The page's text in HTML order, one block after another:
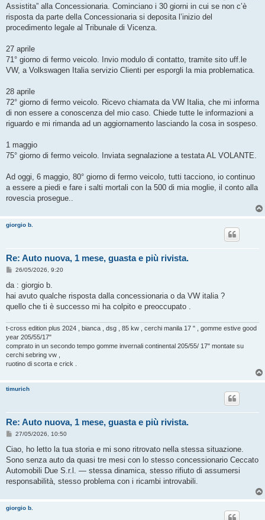
Assistita” alla Concessionaria. Cominciano i 30 giorni in cui se non c’è
risposta da parte della Concessionaria si deposita l’inizio del
procedimento legale al Tribunale di Vicenza.
27 aprile
71° giorno di fermo veicolo. Invio modulo di contatto, tramite sito uff.le
VW, a Volkswagen Italia servizio Clienti per esporgli la mia problematica.
28 aprile
72° giorno di fermo veicolo. Ricevo chiamata da VW Italia, che mi informa
di non essere a conoscenza del mio caso. Chiede tutte le informazioni a
riguardo e mi rimanda ad un aggiornamento lasciando la cosa in sospeso.
1 maggio
75° giorno di fermo veicolo. Inviata segnalazione a testata AL VOLANTE.
Ad oggi, 6 maggio, 80° giorno di fermo veicolo, tutti tacciono, io continuo
a essere a piedi e fare i salti mortali con la 500 di mia moglie, il conto alla
rovescia prosegue..
giorgio b.
Re: Auto nuova, 1 mese, guasta e più rivista.
M
s
a
g
o
26/05/2026, 9:20
da : giorgio b.
hai avuto qualche risposta dalla concessionaria o da VW italia ?
quello che ti è successo mi ha colpito e preoccupato .
t-cross edition plus 2024 , bianca , dsg , 85 kw , cerchi manila 17 " , gomme estive good
year 205/55/17"
comprato in un secondo tempo gomme invernali continental 205/55/ 17" montate su
cerchi sebring vw ,
ruotino di scorta e crick .
timurich
Re: Auto nuova, 1 mese, guasta e più rivista.
M
s
a
g
i
27/05/2026, 10:50
Ciao, ho letto la tua storia e mi sono ritrovato nella stessa situazione.
Sono senza auto da quasi tre mesi con lo stesso concessionario Ceccato
Automobili Due S.r.l. — stessa dinamica, stesso rifiuto di assumersi
responsabilità, stesso problema con i ricambi introvabili.
giorgio b.